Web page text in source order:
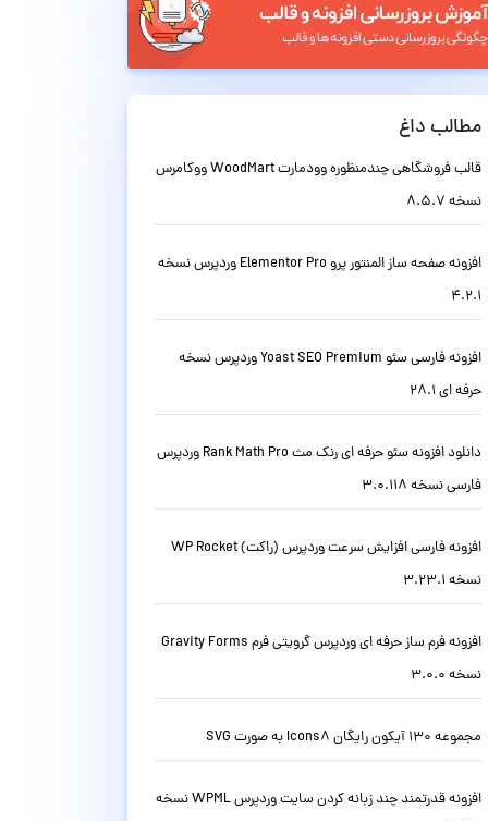
مطالب داغ
قالب فروشگاهی چندمنظوره وودمارت WoodMart ووکامرس
نسخه 8.5.7
افزونه صفحه ساز المنتور پرو Elementor Pro وردپرس نسخه
4.2.1
افزونه فارسی سئو Yoast SEO Premium وردپرس نسخه
حرفه ای 28.1
دانلود افزونه سئو حرفه ای رنک مث Rank Math Pro وردپرس
فارسی نسخه 3.0.118
افزونه فارسی افزایش سرعت وردپرس (راکت) WP Rocket
نسخه 3.23.1
افزونه فرم ساز حرفه ای وردپرس گرویتی فرم Gravity Forms
نسخه 3.0.0
مجموعه 130 آیکون رایگان Icons8 به صورت SVG
افزونه قدرتمند چند زبانه کردن سایت وردپرس WPML نسخه